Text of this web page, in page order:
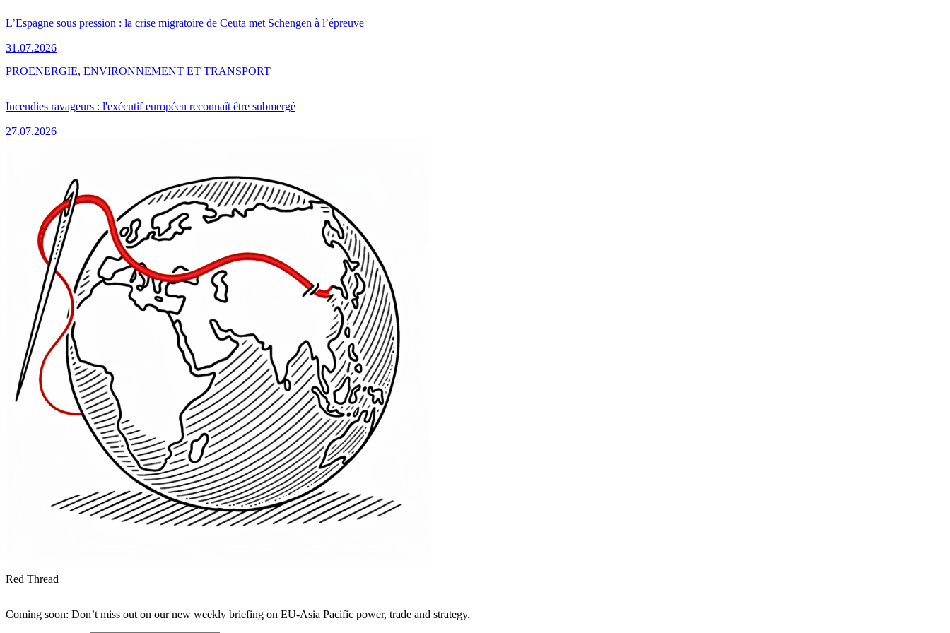
L’Espagne sous pression : la crise migratoire de Ceuta met Schengen à l’épreuve
31.07.2026
Incendies ravageurs : l'exécutif européen reconnaît être submergé
27.07.2026
PROENERGIE, ENVIRONNEMENT ET TRANSPORT
Red Thread
Coming soon: Don’t miss out on our new weekly briefing on EU-Asia Pacific power, trade and strategy.